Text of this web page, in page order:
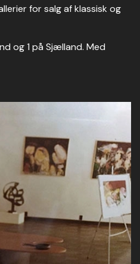
for salg af klassisk og
og 1 på Sjælland. Med